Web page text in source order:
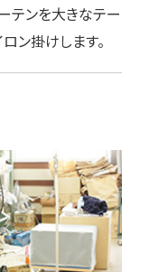
テンを大きなテー
ン掛けします。